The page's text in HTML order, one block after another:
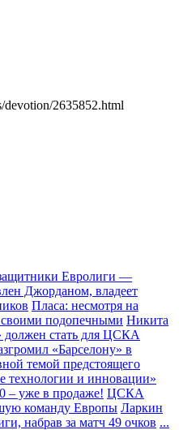
devotion/2635852.html
Евролиги —
Джорданом, владеет
Пласа: несмотря на
своими подопечными Никита
должен стать для ЦСКА
«Барселону» в
темой предстоящего
технологии и инновации»
– уже в продаже! ЦСКА
команду Европы Ларкин
набрав за матч 49 очков ...